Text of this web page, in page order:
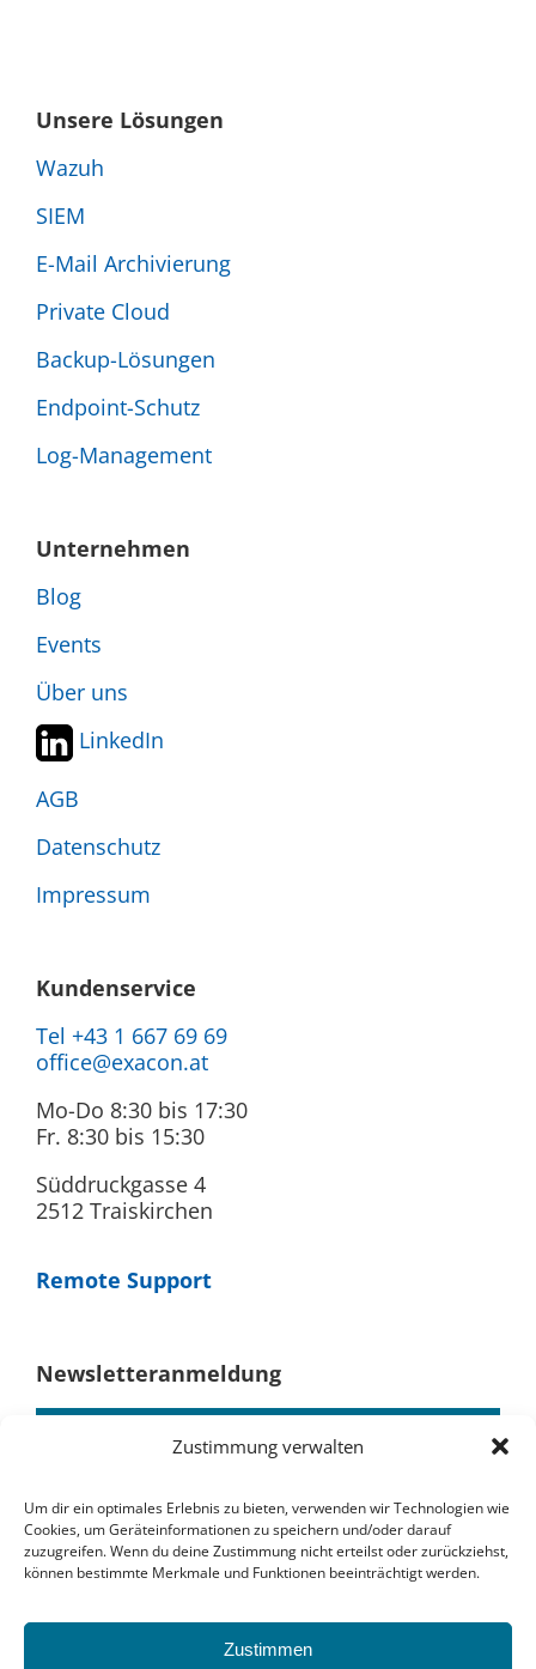
Zustimmung verwalten
Um dir ein optimales Erlebnis zu bieten, verwenden wir Technologien wie
Cookies, um Geräteinformationen zu speichern und/oder darauf
zuzugreifen. Wenn du deine Zustimmung nicht erteilst oder zurückziehst,
können bestimmte Merkmale und Funktionen beeinträchtigt werden.
Zustimmen
Unsere Lösungen
Wazuh
SIEM
E-Mail Archivierung
Private Cloud
Backup-Lösungen
Endpoint-Schutz
Log-Management
Unternehmen
Blog
Events
Über uns
LinkedIn
AGB
Datenschutz
Impressum
Kundenservice
Tel +43 1 667 69 69
office@exacon.at
Mo-Do 8:30 bis 17:30
Fr. 8:30 bis 15:30
Süddruckgasse 4
2512 Traiskirchen
Remote Support
Newsletteranmeldung